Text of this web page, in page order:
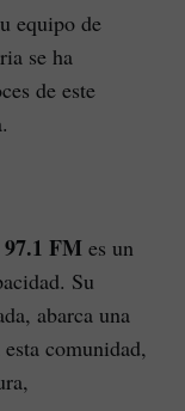
equipo de
se ha
de este
FM es un
Su
abarca una
comunidad,